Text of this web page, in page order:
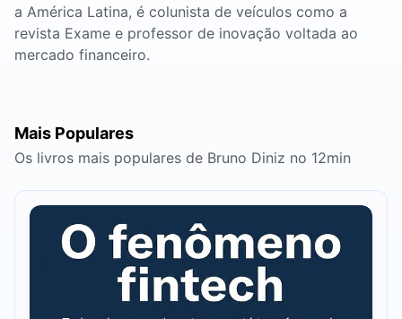
a América Latina, é colunista de veículos como a
revista Exame e professor de inovação voltada ao
mercado financeiro.
Mais Populares
Os livros mais populares de Bruno Diniz no 12min